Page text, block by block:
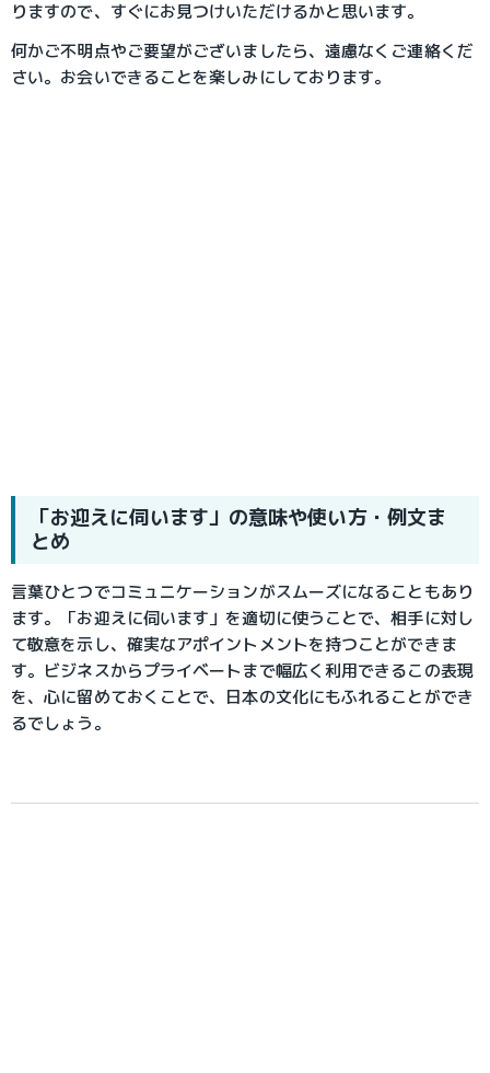
りますので、すぐにお見つけいただけるかと思います。
何かご不明点やご要望がございましたら、遠慮なくご連絡くだ
さい。お会いできることを楽しみにしております。
「お迎えに伺います」の意味や使い方・例文ま
とめ
言葉ひとつでコミュニケーションがスムーズになることもあり
ます。「お迎えに伺います」を適切に使うことで、相手に対し
て敬意を示し、確実なアポイントメントを持つことができま
す。ビジネスからプライベートまで幅広く利用できるこの表現
を、心に留めておくことで、日本の文化にもふれることができ
るでしょう。